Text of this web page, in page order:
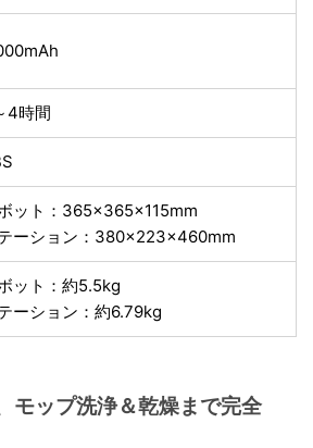
4時間
ット：365×365×115mm
ーション：380×223×460mm
ット：約5.5kg
ーション：約6.79kg
モップ洗浄＆乾燥まで完全